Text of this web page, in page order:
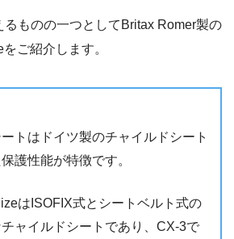
るものの一つとしてBritax Romer製の
ご紹介します。
トはドイツ製のチャイルドシート
護性能が特徴です。
はISOFIX式とシートベルト式の
ャイルドシートであり、CX-3で